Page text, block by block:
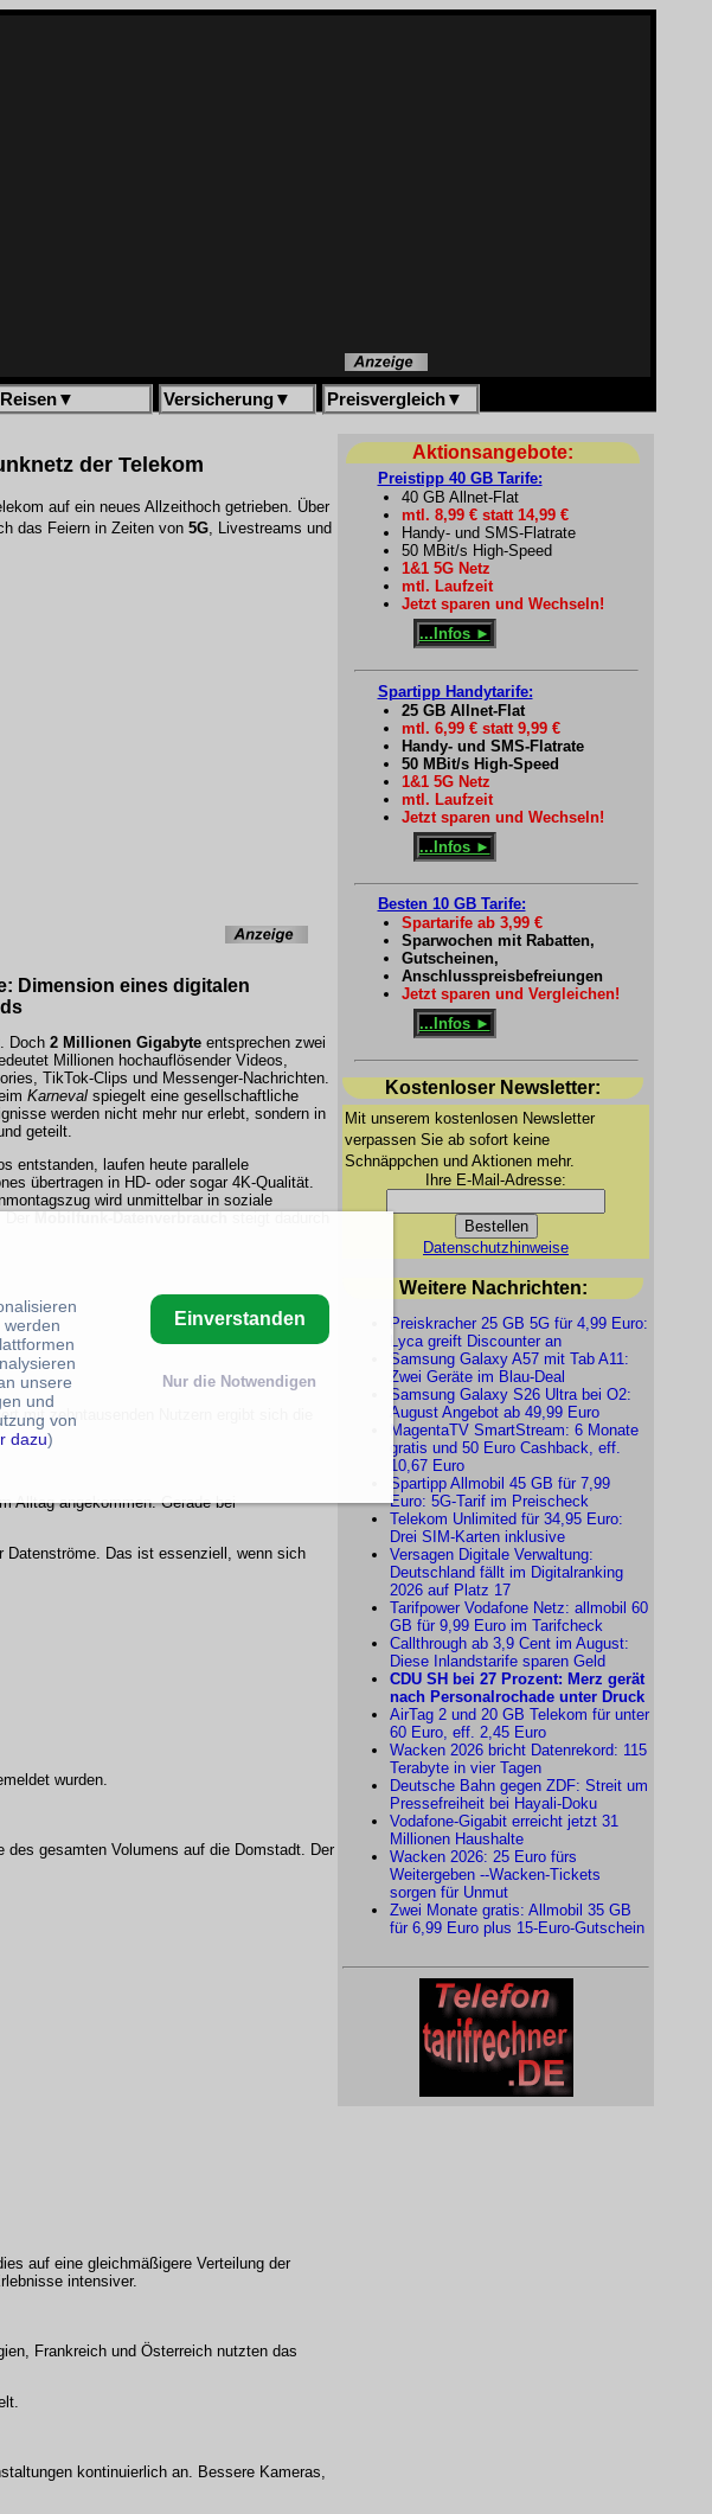
Reisen▼ Versicherung▼ Preisvergleich▼
der Telekom
auf ein neues Allzeithoch getrieben. Über
das Feiern in Zeiten von 5G, Livestreams und
Dimension eines digitalen
Doch 2 Millionen Gigabyte entsprechen zwei
Millionen hochauflösender Videos,
TikTok-Clips und Messenger-Nachrichten.
Karneval spiegelt eine gesellschaftliche
werden nicht mehr nur erlebt, sondern in
geteilt.
entstanden, laufen heute parallele
übertragen in HD- oder sogar 4K-Qualität.
wird unmittelbar in soziale
mit zehntausenden Nutzern ergibt sich die
Alltag angekommen. Gerade bei
Datenströme. Das ist essenziell, wenn sich
wurden.
des gesamten Volumens auf die Domstadt. Der
auf eine gleichmäßigere Verteilung der
intensiver.
Frankreich und Österreich nutzten das
kontinuierlich an. Bessere Kameras,
Aktionsangebote:
Preistipp 40 GB Tarife:
40 GB Allnet-Flat
mtl. 8,99 € statt 14,99 €
Handy- und SMS-Flatrate
50 MBit/s High-Speed
1&1 5G Netz
mtl. Laufzeit
Jetzt sparen und Wechseln!
...Infos ►
Spartipp Handytarife:
25 GB Allnet-Flat
mtl. 6,99 € statt 9,99 €
Handy- und SMS-Flatrate
50 MBit/s High-Speed
1&1 5G Netz
mtl. Laufzeit
Jetzt sparen und Wechseln!
...Infos ►
Besten 10 GB Tarife:
Spartarife ab 3,99 €
Sparwochen mit Rabatten,
Gutscheinen,
Anschlusspreisbefreiungen
Jetzt sparen und Vergleichen!
...Infos ►
Kostenloser Newsletter:
Mit unserem kostenlosen Newsletter
verpassen Sie ab sofort keine
Schnäppchen und Aktionen mehr.
Ihre E-Mail-Adresse:
Datenschutzhinweise
Weitere Nachrichten:
Preiskracher 25 GB 5G für 4,99 Euro:
Lyca greift Discounter an
Samsung Galaxy A57 mit Tab A11:
Zwei Geräte im Blau-Deal
Samsung Galaxy S26 Ultra bei O2:
August Angebot ab 49,99 Euro
MagentaTV SmartStream: 6 Monate
gratis und 50 Euro Cashback, eff.
10,67 Euro
Spartipp Allmobil 45 GB für 7,99
Euro: 5G-Tarif im Preischeck
Telekom Unlimited für 34,95 Euro:
Drei SIM-Karten inklusive
Versagen Digitale Verwaltung:
Deutschland fällt im Digitalranking
2026 auf Platz 17
Tarifpower Vodafone Netz: allmobil 60
GB für 9,99 Euro im Tarifcheck
Callthrough ab 3,9 Cent im August:
Diese Inlandstarife sparen Geld
CDU SH bei 27 Prozent: Merz gerät
nach Personalrochade unter Druck
AirTag 2 und 20 GB Telekom für unter
60 Euro, eff. 2,45 Euro
Wacken 2026 bricht Datenrekord: 115
Terabyte in vier Tagen
Deutsche Bahn gegen ZDF: Streit um
Pressefreiheit bei Hayali-Doku
Vodafone-Gigabit erreicht jetzt 31
Millionen Haushalte
Wacken 2026: 25 Euro fürs
Weitergeben --Wacken-Tickets
sorgen für Unmut
Zwei Monate gratis: Allmobil 35 GB
für 6,99 Euro plus 15-Euro-Gutschein
unsere
und
von
dazu)
Einverstanden
Nur die Notwendigen